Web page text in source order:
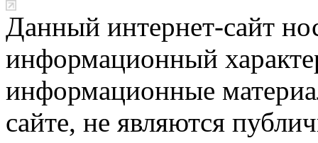
Данный интернет-сайт
информационный
информационные
сайте, не являются